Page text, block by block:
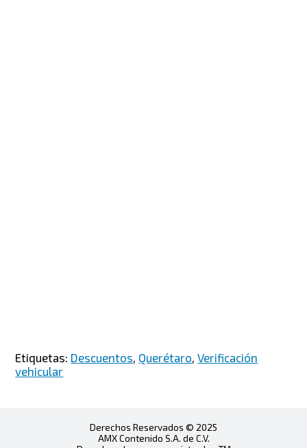
Etiquetas: Descuentos Querétaro ,Verificación
vehicular
Derechos Reservados © 2025
AMX Contenido S.A. de C.V.